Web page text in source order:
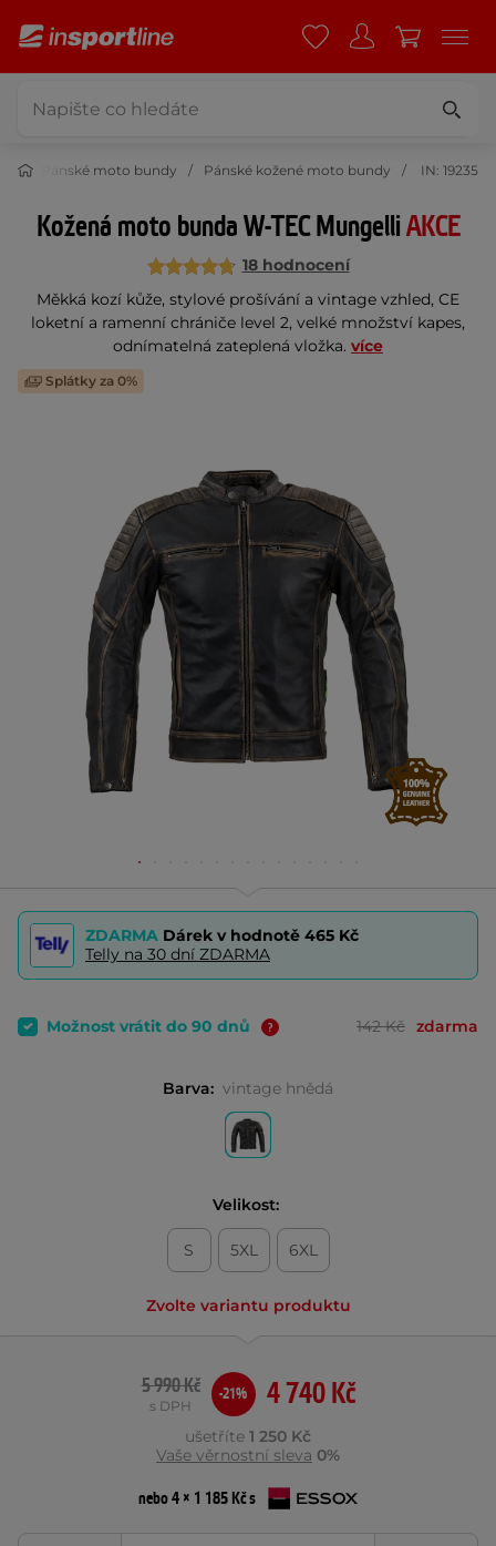
Pánské moto bundy Pánské kožené moto bundy IN: 19235
Kožená moto bunda W-TEC MungelliAKCE
18 hodnocení
Měkká kozí kůže, stylové prošívání a vintage vzhled, CE
loketní a ramenní chrániče level 2, velké množství kapes,
odnímatelná zateplená vložka. více
Splátky za 0%
ZDARMA Dárek v hodnotě 465 Kč
Telly na 30 dní ZDARMA
Možnost vrátit do 90 dnů 142 Kč zdarma
Barva: vintage hnědá
Velikost:
S 5XL 6XL
Zvolte variantu produktu
4 740 Kč
5 990 Kč
s DPH
-21%
ušetříte 1 250 Kč
Vaše věrnostní sleva 0%
nebo 4 × 1 185 Kč s